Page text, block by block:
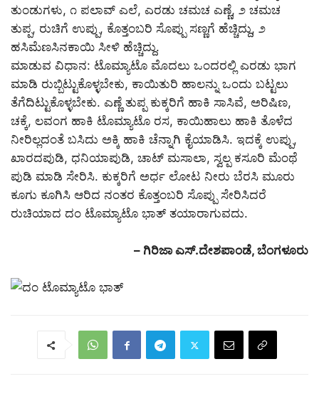
ತುಂಡುಗಳು, ೧ ಪಲಾವ್ ಎಲೆ, ಎರಡು ಚಮಚ ಎಣ್ಣೆ, ೨ ಚಮಚ
ತುಪ್ಪ, ರುಚಿಗೆ ಉಪ್ಪು, ಕೊತ್ತಂಬರಿ ಸೊಪ್ಪು ಸಣ್ಣಗೆ ಹೆಚ್ಚಿದ್ದು, ೨
ಹಸಿಮೆಣಸಿನಕಾಯಿ ಸೀಳಿ ಹೆಚ್ಚಿದ್ದು.
ಮಾಡುವ ವಿಧಾನ: ಟೊಮ್ಯಾಟೊ ಮೊದಲು ಒಂದರಲ್ಲಿ ಎರಡು ಭಾಗ
ಮಾಡಿ ರುಬ್ಬಿಟ್ಟುಕೊಳ್ಳಬೇಕು, ಕಾಯಿತುರಿ ಹಾಲನ್ನು ಒಂದು ಬಟ್ಟಲು
ತೆಗೆದಿಟ್ಟುಕೊಳ್ಳಬೇಕು. ಎಣ್ಣೆ ತುಪ್ಪ ಕುಕ್ಕರಿಗೆ ಹಾಕಿ ಸಾಸಿವೆ, ಅರಿಷಿಣ,
ಚಕ್ಕೆ, ಲವಂಗ ಹಾಕಿ ಟೊಮ್ಯಾಟೊ ರಸ, ಕಾಯಿಹಾಲು ಹಾಕಿ ತೊಳೆದ
ನೀರಿಲ್ಲದಂತೆ ಬಸಿದು ಅಕ್ಕಿ ಹಾಕಿ ಚೆನ್ನಾಗಿ ಕೈಯಾಡಿಸಿ. ಇದಕ್ಕೆ ಉಪ್ಪು,
ಖಾರದಪುಡಿ, ಧನಿಯಾಪುಡಿ, ಚಾಟ್ ಮಸಾಲಾ, ಸ್ವಲ್ಪ ಕಸೂರಿ ಮೆಂಥೆ
ಪುಡಿ ಮಾಡಿ ಸೇರಿಸಿ. ಕುಕ್ಕರಿಗೆ ಅರ್ಧ ಲೋಟ ನೀರು ಬೆರಸಿ ಮೂರು
ಕೂಗು ಕೂಗಿಸಿ ಆರಿದ ನಂತರ ಕೊತ್ತಂಬರಿ ಸೊಪ್ಪು ಸೇರಿಸಿದರೆ
ರುಚಿಯಾದ ದಂ ಟೊಮ್ಯಾಟೊ ಭಾತ್ ತಯಾರಾಗುವದು.
– ಗಿರಿಜಾ ಎಸ್.ದೇಶಪಾಂಡೆ, ಬೆಂಗಳೂರು